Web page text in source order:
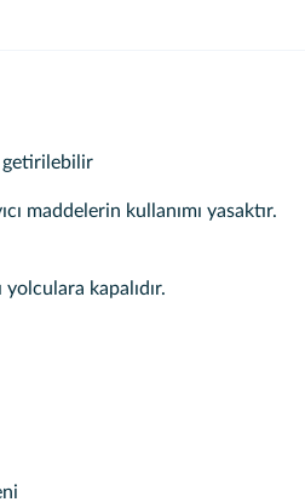
getirilebilir
maddelerin kullanımı yasaktır.
yolculara kapalıdır.